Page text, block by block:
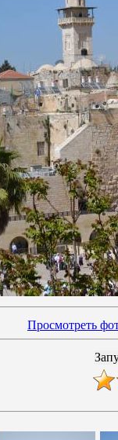
Просмотреть